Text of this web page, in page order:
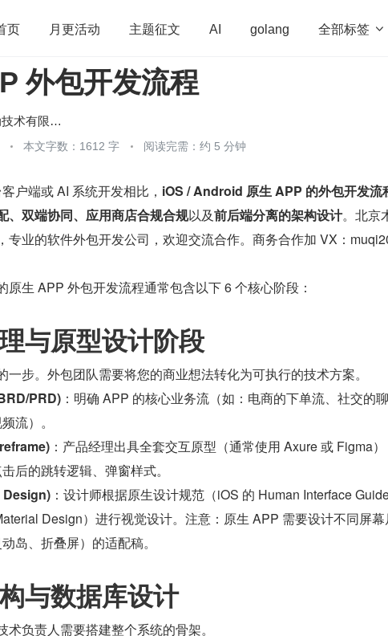
页 月更活动 主题征文 AI golang 全部标签 
OpenHarmony 算法
程序员
外包开发流程
北京木奇移动技术有限公司
本文字数：1612 字 阅读完需：约 5 分钟
户端或 AI 系统开发相比， iOS / Android 原生 APP 的外包开发流
、双端协同、应用商店合规合规以及前后端分离的架构设计。北京
专业的软件外包开发公司，欢迎交流合作。商务合作加 VX：
原生 APP 外包开发流程通常包含以下 6 个核心阶段：
与原型设计阶段
一步。外包团队需要将您的商业想法转化为可执行的技术方案。
PRD) ：明确 APP 的核心业务流（如：电商的下单流、社交的
流）。
：产品经理出具全套交互原型（通常使用 Axure 或 Figma
后的跳转逻辑、弹窗样式。
Design) ：设计师根据原生设计规范（iOS 的 Human Interface
Design）进行视觉设计。注意：原生 APP 需要设计不同屏
岛、折叠屏）的适配稿。
与数据库设计
负责人需要搭建整个系统的骨架。